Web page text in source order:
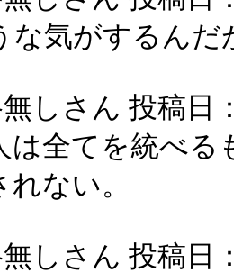
な気がするんだ
しさん 投稿日
は全てを統べ
ない。
しさん 投稿日